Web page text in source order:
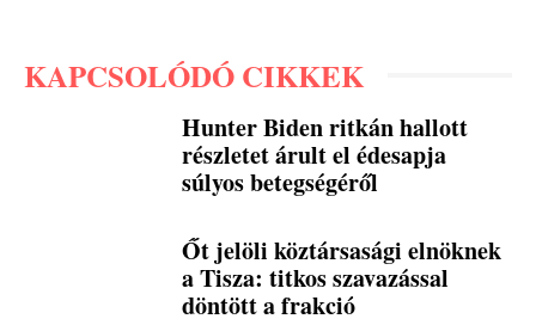
KAPCSOLÓDÓ CIKKEK
Hunter Biden ritkán hallott
részletet árult el édesapja
súlyos betegségéről
Őt jelöli köztársasági elnöknek
a Tisza: titkos szavazással
döntött a frakció